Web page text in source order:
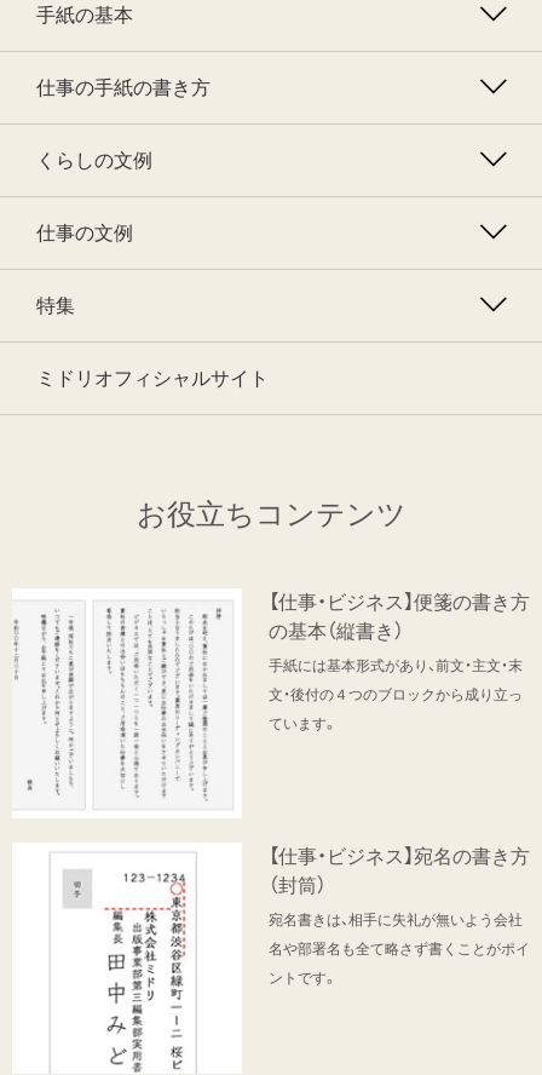
手紙の基本
仕事の手紙の書き方
くらしの文例
仕事の文例
特集
ミドリオフィシャルサイト
お役立ちコンテンツ
【仕事・ビジネス】便箋の書き方
の基本（縦書き）
手紙には基本形式があり、前文・主文・末
文・後付の４つのブロックから成り立っ
ています。
【仕事・ビジネス】宛名の書き方
（封筒）
宛名書きは、相手に失礼が無いよう会社
名や部署名も全て略さず書くことがポイ
ントです。